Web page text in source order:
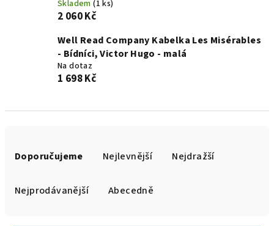
Skladem(1 ks)
2 060 Kč
Well Read Company Kabelka Les Misérables
- Bídníci, Victor Hugo - malá
Na dotaz
1 698 Kč
Doporučujeme Nejlevnější Nejdražší
Nejprodávanější Abecedně